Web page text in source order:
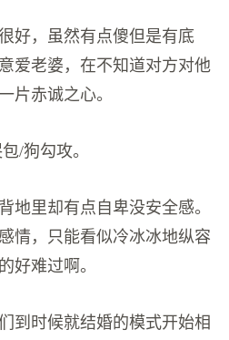
好，虽然有点傻但是有底
爱老婆，在不知道对方对他
片赤诚之心。
/狗勾攻。
地里却有点自卑没安全感。
情，只能看似冷冰冰地纵容
好难过啊。
到时候就结婚的模式开始相